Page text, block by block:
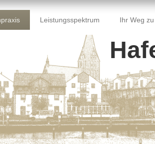
Leistungsspektrum Ihr Weg